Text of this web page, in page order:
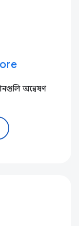
অন্বেষণ